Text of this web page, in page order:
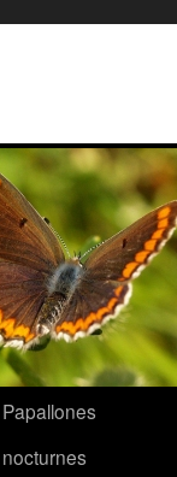
Papallones
nocturnes